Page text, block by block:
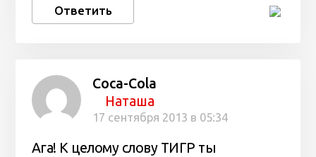
Ответить
Coca-Cola
Наташа
17 сентября 2013 в 05:34
Ага! К целому слову ТИГР ты